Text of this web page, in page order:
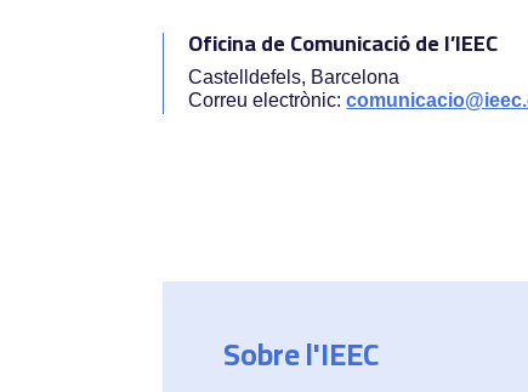
Oficina de Comunicació de l’IEEC
Castelldefels, Barcelona
Correu electrònic:
Sobre l'IEEC